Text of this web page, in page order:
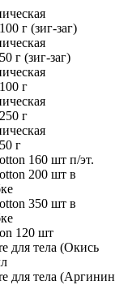
г (зиг-заг)
г (зиг-заг)
г
г
г
160 шт п/эт.
200 шт в
350 шт в
120 шт
для тела (Окись
для тела (Аргинин